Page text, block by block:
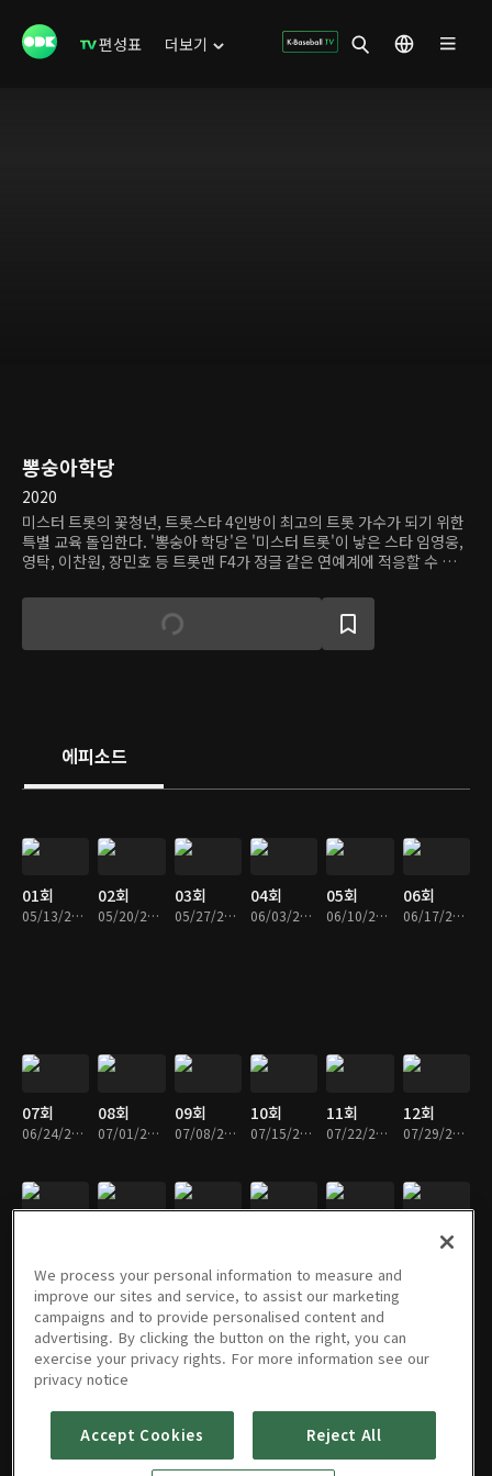
편성표 더보기
뽕숭아학당
2020
미스터 트롯의 꽃청년, 트롯스타 4인방이 최고의 트롯 가수가 되기 위한
특별 교육 돌입한다. '뽕숭아 학당'은 '미스터 트롯'이 낳은 스타 임영웅,
영탁, 이찬원, 장민호 등 트롯맨 F4가 정글 같은 연예계에 적응할 수 있도
레전드들에게 송라이팅과 무대 매너 등을 배우고 전설들과 특별한 컬래
버레이션 무대도 준비한다. 또한 담임교사 붐을 비롯한 여러 트레이너와
함께 카메라와 관객 앞에서 최고의 모습을 보일 수 있도록 체력과 정신력
에피소드
01회
05/13/2020 • 2시간 19분
02회
05/20/2020 • 2시간 3분
03회
05/27/2020 • 1시간 53분
04회
06/03/2020 • 2시간 4분
05회
06/10/2020 • 2시간 6분
06회
06/17/2020 • 1시간 58분
07회
06/24/2020 • 2시간 3분
08회
07/01/2020 • 2시간 4분
09회
07/08/2020 • 2시간 6분
10회
07/15/2020 • 2시간 7분
11회
07/22/2020 • 2시간 4분
12회
07/29/2020 • 2시간 4분
20회
09/23/2020 • 2시간 12분
21회 22회 23회 24회 25회
We process your personal information to measure and
improve our sites and service, to assist our marketing
campaigns and to provide personalised content and
advertising. By clicking the button on the right, you can
exercise your privacy rights. For more information see our
privacy notice
Accept Cookies Reject All